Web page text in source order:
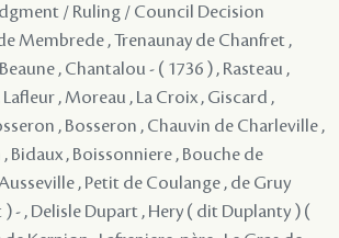
/ Ruling / Council Decision
Membrede , Trenaunay de Chanfret ,
, Chantalou - ( 1736 ) , Rasteau ,
, Moreau , La Croix , Giscard ,
, Bosseron , Chauvin de Charleville ,
Bidaux , Boissonniere , Bouche de
, Petit de Coulange , de Gruy
- , Delisle Dupart , Hery ( dit Duplanty ) (